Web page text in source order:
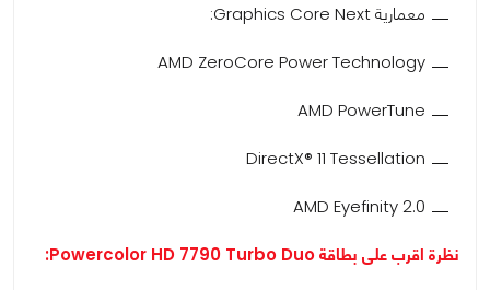
معمارية Graphics Core Next:
AMD ZeroCore Power Technology
AMD PowerTune
DirectX® 11 Tessellation
AMD Eyefinity 2.0
نظرة اقرب على بطاقة Powercolor HD 7790 Turbo Duo: